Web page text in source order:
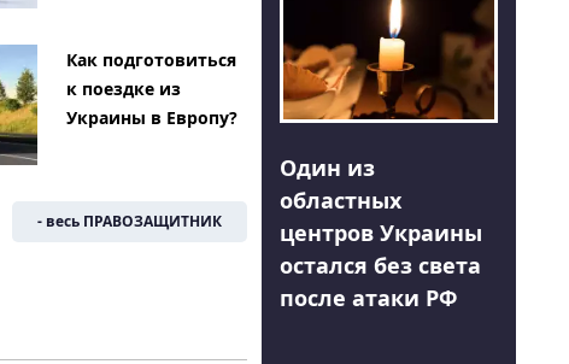
Как подготовиться
к поездке из
Украины в Европу?
- весь ПРАВОЗАЩИТНИК
Один из
областных
центров Украины
остался без света
после атаки РФ